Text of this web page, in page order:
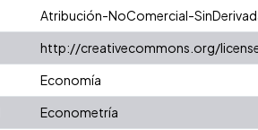
Atribución-NoComercial-
http://creativecommons.org/
Economía
Econometría